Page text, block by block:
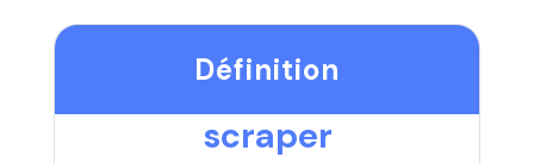
Définition
scraper